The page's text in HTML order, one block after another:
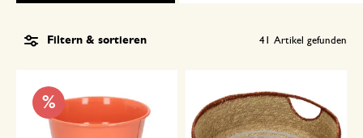
Filtern & sortieren 41 Artikel gefunden
%